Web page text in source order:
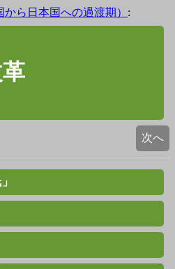
ら日本国への過渡期） :
次へ